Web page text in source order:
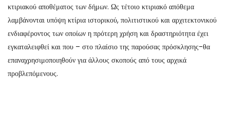
κτιριακού αποθέματος των δήμων. Ως τέτοιο κτιριακό απόθεμα
λαμβάνονται υπόψη κτίρια ιστορικού, πολιτιστικού και αρχιτεκτονικού
ενδιαφέροντος των οποίων η πρότερη χρήση και δραστηριότητα έχει
εγκαταλειφθεί και που – στο πλαίσιο της παρούσας πρόσκλησης-θα
επαναχρησιμοποιηθούν για άλλους σκοπούς από τους αρχικά
προβλεπόμενους.